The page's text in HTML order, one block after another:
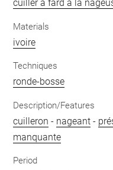
cuiller à fard à la
Materials
ivoire
Techniques
ronde-bosse
Description/Features
cuilleron - nageant -
manquante
Period